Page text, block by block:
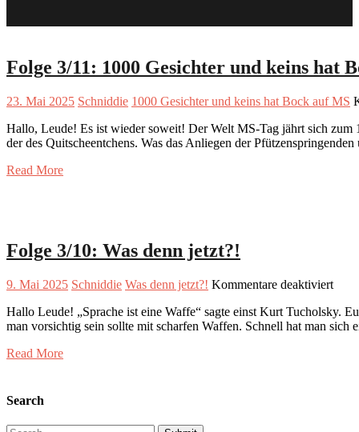
Folge 3/11: 1000 Gesichter und keins hat
23. Mai 2025 Schniddie 1000 Gesichter und keins hat Bock auf MS
Hallo, Leude! Es ist wieder soweit! Der Welt MS-Tag jährt sich zum
der des Quitscheentchens. Was das Anliegen der
Read More
Folge 3/10: Was denn jetzt?!
9. Mai 2025 Schniddie Was denn jetzt?! Kommentare deaktiviertfür
3/10:
Was
Hallo Leude! „Sprache ist eine Waffe“ sagte einst Kurt Tucholsky.
man vorsichtig sein sollte mit scharfen Waffen. Schnell hat man
Read More
Search